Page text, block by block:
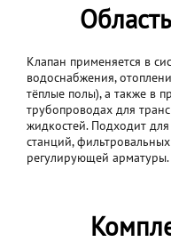
Клапан применяется в
водоснабжения,
тёплые полы), а также в
трубопроводах для
жидкостей. Подходит
станций,
регулирующей арматуры.